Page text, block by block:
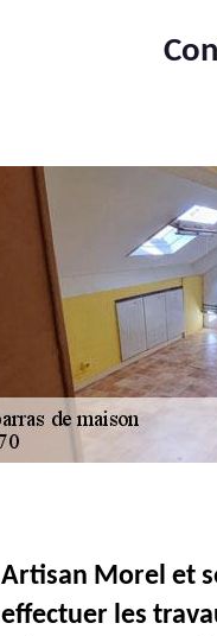
Artisan Morel et
effectuer les